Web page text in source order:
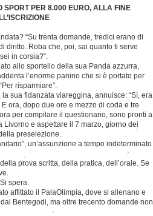
SPORT PER 8.000 EURO, ALLA FINE
“Su trenta domande, tredici erano di
diritto. Roba che, poi, sai quanto ti serve
in corsia?”.
allo sportello della sua Panda azzurra,
l’enorme panino che si è portato per
risparmiare”.
la sua fidanzata viareggina, annuisce: “Sì, era
E ora, dopo due ore e mezzo di coda e tre
per compilare il questionario, sono pronti a
Livorno e aspettare il 7 marzo, giorno dei
preselezione.
un’assunzione a tempo indeterminato
prova scritta, della pratica, dell’orale. Se
spera.
affittato il PalaOlimpia, dove si allenano e
Bentegodi, ma oltre trecento domande non